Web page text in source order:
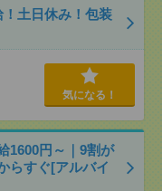
土日休み！包装
気になる！
円～｜9割が
らすぐ[アルバイ